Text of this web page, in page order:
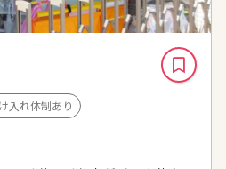
入れ体制あり